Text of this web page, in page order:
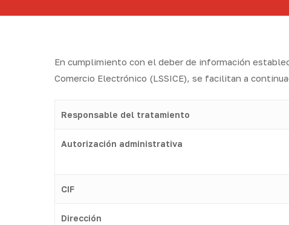
En cumplimiento con el deber de información
Comercio Electrónico (LSSICE), se facilitan a
Responsable del tratamiento
Autorización administrativa
CIF
Dirección